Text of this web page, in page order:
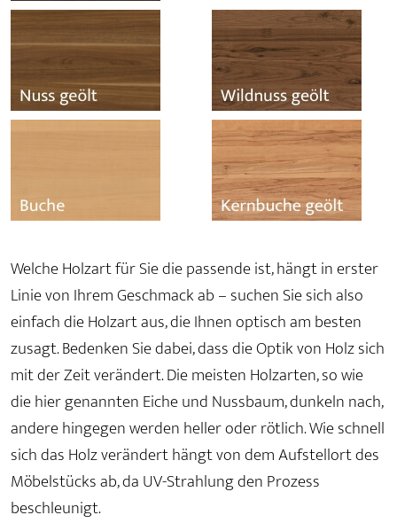
Welche Holzart für Sie die passende ist, hängt in erster
Linie von Ihrem Geschmack ab – suchen Sie sich also
einfach die Holzart aus, die Ihnen optisch am besten
zusagt. Bedenken Sie dabei, dass die Optik von Holz sich
mit der Zeit verändert. Die meisten Holzarten, so wie
die hier genannten Eiche und Nussbaum, dunkeln nach,
andere hingegen werden heller oder rötlich. Wie schnell
sich das Holz verändert hängt von dem Aufstellort des
Möbelstücks ab, da UV-Strahlung den Prozess
beschleunigt.